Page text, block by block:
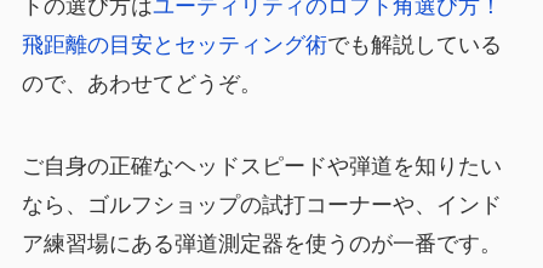
トの選び方はユーティリティのロフト角選び方！
飛距離の目安とセッティング術でも解説している
ので、あわせてどうぞ。
ご自身の正確なヘッドスピードや弾道を知りたい
なら、ゴルフショップの試打コーナーや、インド
ア練習場にある弾道測定器を使うのが一番です。